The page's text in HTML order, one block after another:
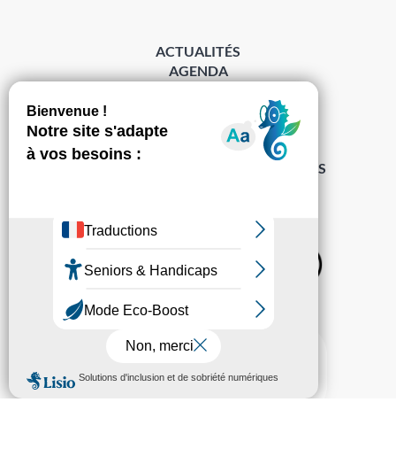
Sur les réseaux
ACTUALITÉS
AGENDA
MENTIONS LÉGALES
PROTECTION DES DONNÉES
POLITIQUE DE GESTION DES COOKIES